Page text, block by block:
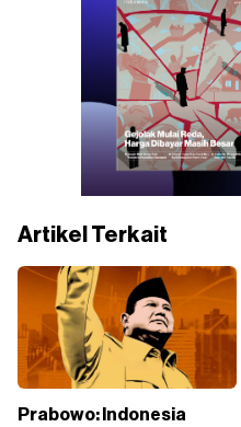
Artikel Terkait
Prabowo: Indonesia